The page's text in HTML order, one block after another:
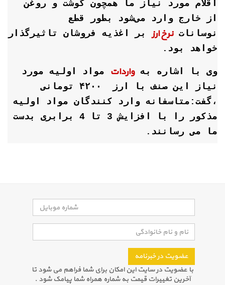
اقلام مورد نیاز ما همچون گوشت و روغن
از خارج وارد می‌شود بطور قطع
نوساناتنرخ ارز بر اغذیه فروشان تاثیرگذار
خواهد بود.
وی با اشاره بهواردات مواد اولیه مورد
نیاز این صنف با ارز ۴۲۰۰ تومانی
،گفت:متاسفانه وارد کنندگان مواد اولیه
مذکور را با افزایش 3 تا 4 برابری بدست
ما می رسانند.
عضویت در خبرنامه
با عضویت در سایت این امکان برای شما فراهم می شود تا
آخرین تغییرات قیمت به شماره همراه شما پیامک شود .